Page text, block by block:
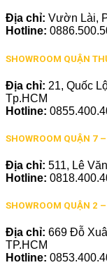
Địa chỉ: Vườn Lài,
Hotline:
SHOWROOM QUẬN
Địa chỉ: 21, Quốc
Tp.HCM
Hotline:
SHOWROOM QUẬN 7
Địa chỉ: 511, Lê
Hotline:
SHOWROOM QUẬN 2
Địa chỉ: 669 Đỗ
TP.HCM
Hotline: